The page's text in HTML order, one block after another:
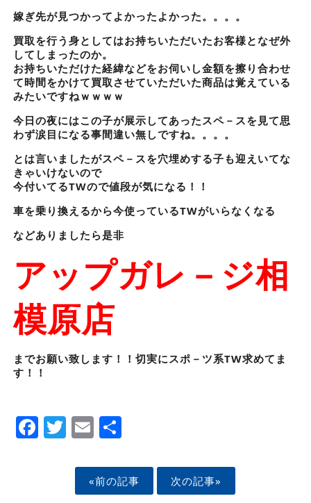
嫁ぎ先が見つかってよかったよかった。。。。
買取を行う身としてはお持ちいただいたお客様となぜ外
してしまったのか。
お持ちいただけた経緯などをお伺いし金額を擦り合わせ
て時間をかけて買取させていただいた商品は覚えている
みたいですねｗｗｗｗ
今日の夜にはこの子が展示してあったスペ－スを見て思
わず涙目になる事間違い無しですね。。。。
とは言いましたがスペ－スを穴埋めする子も迎えいてな
きゃいけないので
今付いてるTWので値段が気になる！！
車を乗り換えるから今使っているTWがいらなくなる
などありましたら是非
アップガレ－ジ相
模原店
までお願い致します！！切実にスポ－ツ系TW求めてま
す！！
Facebook
Twitter
EmailShare
«前の記事 次の記事»